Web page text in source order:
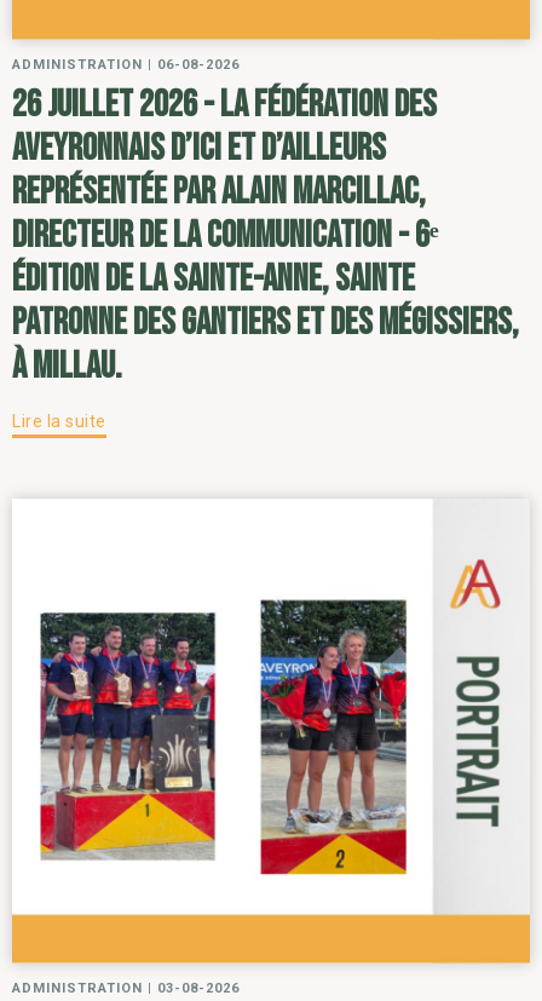
ADMINISTRATION | 06-08-2026
26 juillet 2026 - la Fédération des
Aveyronnais d’ici et d’ailleurs
représentée par Alain Marcillac,
directeur de la communication - 6ᵉ
édition de la Sainte-Anne, sainte
patronne des gantiers et des mégissiers,
à Millau.
Lire la suite
ADMINISTRATION 03-08-2026